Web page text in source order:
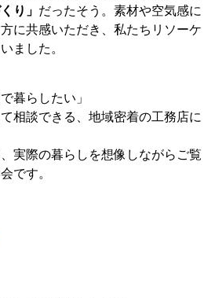
り」 だったそう。素材や空気感に
に共感いただき、私たちリソーケ
ました。
暮らしたい」
相談できる、地域密着の工務店に
実際の暮らしを想像しながらご覧
です。